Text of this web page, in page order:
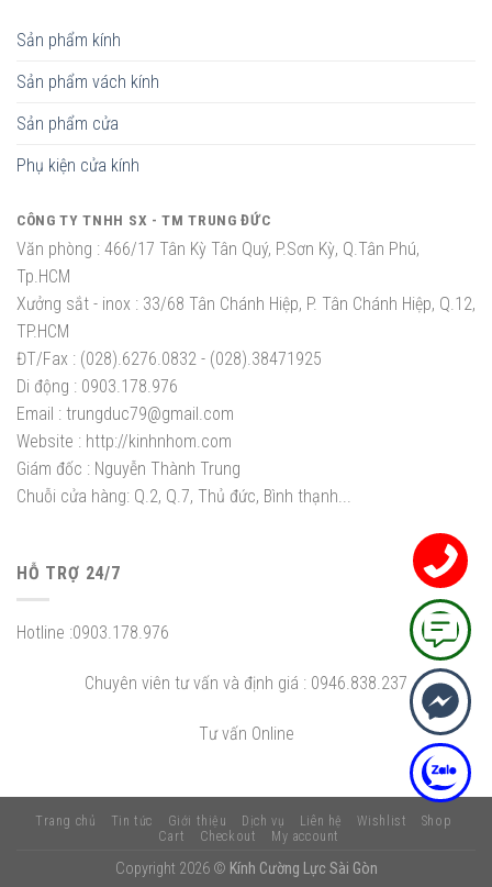
Sản phẩm kính
Sản phẩm vách kính
Sản phẩm cửa
Phụ kiện cửa kính
CÔNG TY TNHH SX - TM TRUNG ĐỨC
Văn phòng : 466/17 Tân Kỳ Tân Quý, P.Sơn Kỳ, Q.Tân Phú,
Tp.HCM
Xưởng sắt - inox : 33/68 Tân Chánh Hiệp, P. Tân Chánh Hiệp, Q.12,
TP.HCM
ĐT/Fax : (028).6276.0832 - (028).38471925
Di động : 0903.178.976
Email : trungduc79@gmail.com
Website : http://kinhnhom.com
Giám đốc : Nguyễn Thành Trung
Chuỗi cửa hàng: Q.2, Q.7, Thủ đức, Bình thạnh...
HỖ TRỢ 24/7
Hotline :0903.178.976
Chuyên viên tư vấn và định giá : 0946.838.237
Tư vấn Online
Trang chủ Tin tức Giới thiệu Dịch vụ Liên hệ Wishlist
Shop
Cart
Checkout My account
Copyright 2026 © Kính Cường Lực Sài Gòn